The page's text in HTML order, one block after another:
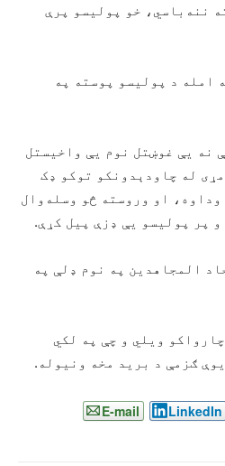
ننه‌باسي، خو پولیسو پرې
امله د پولیسو پوسته په
نه یې غوښتل نوم یې واخیستل
له چاودېدونکو توکو ډک
او وروسته څو وسله‌وال
پر پولیسو یې ډزې پیل کړې.
المجاهدین په نوم ډلې په
ویلي و چې په لکي
ګزمې د برید مخه ونیوله.
LinkedIn
E-mail